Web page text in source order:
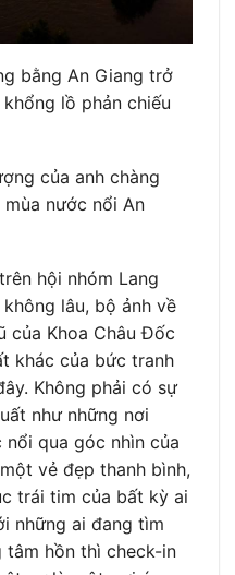
bằng An Giang trở
lồ phản chiếu
của anh chàng
nước nổi An
hội nhóm Lang
lâu, bộ ảnh về
của Khoa Châu Đốc
khác của bức tranh
Không phải có sự
như những nơi
nổi qua góc nhìn của
vẻ đẹp thanh bình,
trái tim của bất kỳ ai
những ai đang tìm
hồn thì check-in